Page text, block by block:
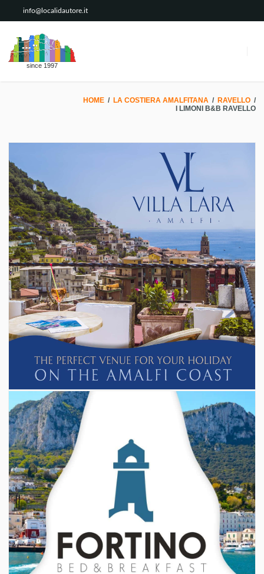
info@localidautore.it
since 1997
HOME / LA COSTIERA AMALFITANA / RAVELLO /
I LIMONI B&B RAVELLO